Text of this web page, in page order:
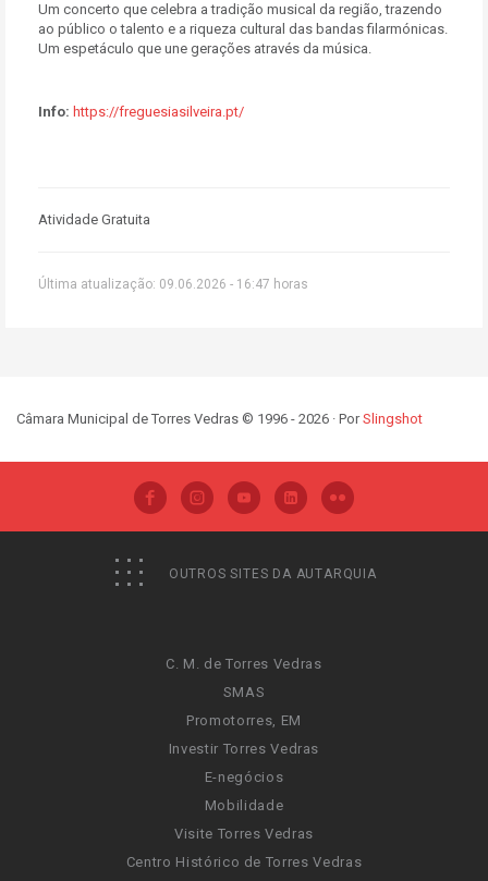
Um concerto que celebra a tradição musical da região, trazendo
ao público o talento e a riqueza cultural das bandas filarmónicas.
Um espetáculo que une gerações através da música.
Info: https://freguesiasilveira.pt/
Atividade Gratuita
Última atualização: 09.06.2026 - 16:47 horas
Câmara Municipal de Torres Vedras © 1996 - 2026 · PorSlingshot
OUTROS SITES DA AUTARQUIA
C. M. de Torres Vedras
SMAS
Promotorres, EM
Investir Torres Vedras
E-negócios
Mobilidade
Visite Torres Vedras
Centro Histórico de Torres Vedras